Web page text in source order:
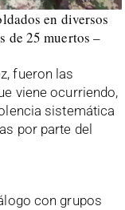
en diversos
de 25 muertos –
fueron las
viene ocurriendo,
sistemática
por parte del
con grupos